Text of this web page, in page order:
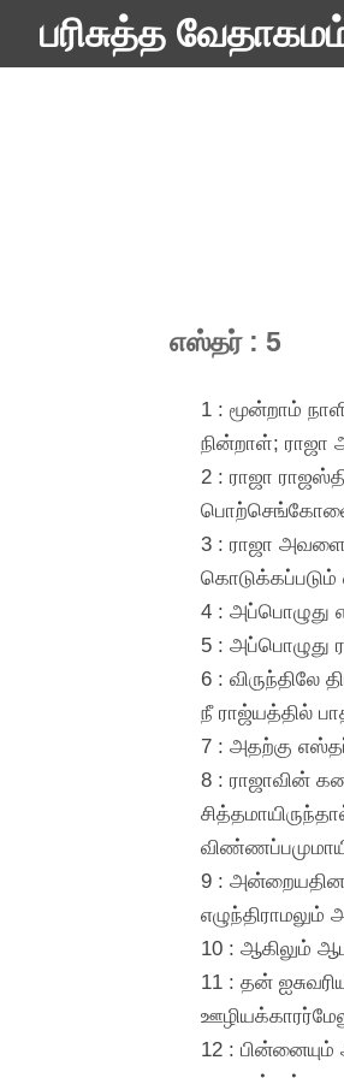
பரிசுத்த
எஸ்தர் : 5
1 : மூன்றாம்
நின்றாள்; ராஜா
2 : ராஜா
பொற்செங்கோலை
3 : ராஜா அவளை
4 : அப்பொழுது
5 : அப்பொழுது
6 : விருந்திலே
நீ ராஜ்யத்தில்
7 : அதற்கு எஸ்தர்
8 : ராஜாவின்
9 :
10 : ஆகிலும்
11 : தன்
12 :